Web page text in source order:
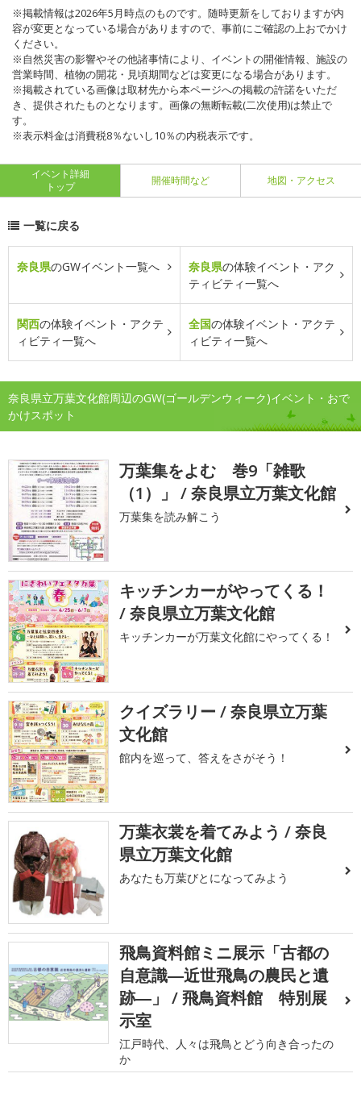
※掲載情報は2026年5月時点のものです。随時更新をしておりますが内
容が変更となっている場合がありますので、事前にご確認の上おでかけ
ください。
※自然災害の影響やその他諸事情により、イベントの開催情報、施設の
営業時間、植物の開花・見頃期間などは変更になる場合があります。
※掲載されている画像は取材先から本ページへの掲載の許諾をいただ
き、提供されたものとなります。画像の無断転載(二次使用)は禁止で
す。
※表示料金は消費税8％ないし10％の内税表示です。
イベント詳細
トップ
開催時間など 地図・アクセス
一覧に戻る
奈良県のGWイベント一覧へ 奈良県の体験イベント・アク
ティビティ一覧へ
関西の体験イベント・アクテ
ィビティ一覧へ
全国の体験イベント・アクテ
ィビティ一覧へ
奈良県立万葉文化館周辺のGW(ゴールデンウィーク)イベント・おで
かけスポット
万葉集をよむ 巻9「雑歌
（1）」 / 奈良県立万葉文化館
万葉集を読み解こう
キッチンカーがやってくる！
/ 奈良県立万葉文化館
キッチンカーが万葉文化館にやってくる！
クイズラリー / 奈良県立万葉
文化館
館内を巡って、答えをさがそう！
万葉衣裳を着てみよう / 奈良
県立万葉文化館
あなたも万葉びとになってみよう
飛鳥資料館ミニ展示「古都の
自意識―近世飛鳥の農民と遺
跡―」 / 飛鳥資料館 特別展
示室
江戸時代、人々は飛鳥とどう向き合ったの
か